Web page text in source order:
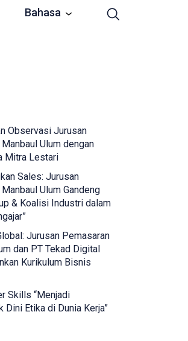
Bahasa
Observasi Jurusan
Ulum dengan
Mitra Lestari
Sales: Jurusan
Ulum Gandeng
& Koalisi Industri dalam
Jurusan Pemasaran
dan PT Tekad Digital
Kurikulum Bisnis
Skills “Menjadi
Dini Etika di Dunia Kerja”